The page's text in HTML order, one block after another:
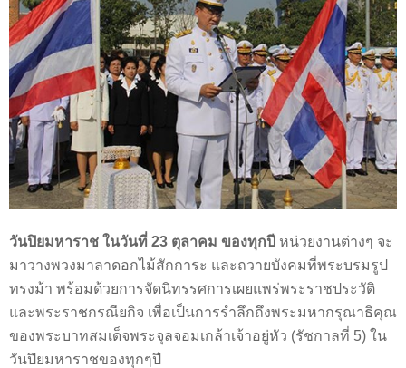
วันปิยมหาราช ในวันที่ 23 ตุลาคม ของทุกปี หน่วยงานต่างๆ จะ
มาวางพวงมาลาดอกไม้สักการะ และถวายบังคมที่พระบรมรูป
ทรงม้า พร้อมด้วยการจัดนิทรรศการเผยแพร่พระราชประวัติ
และพระราชกรณียกิจ เพื่อเป็นการรำลึกถึงพระมหากรุณาธิคุณ
ของพระบาทสมเด็จพระจุลจอมเกล้าเจ้าอยู่หัว (รัชกาลที่ 5) ใน
วันปิยมหาราชของทุกๆปี